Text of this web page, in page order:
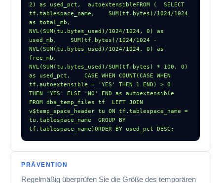
2) as used_pct,  autoextensibleFROM (  SELECT
tf.tablespace_name,    SUM(tf.bytes)/1024/1024
as total_mb,
NVL(SUM(tu.bytes_used)/1024/1024, 0) as
used_mb,    SUM(tf.bytes)/1024/1024 -
NVL(SUM(tu.bytes_used)/1024/1024, 0) as
free_mb,
NVL(SUM(tu.bytes_used)/SUM(tf.bytes) * 100, 0)
as used_pct,    CASE WHEN COUNT(CASE WHEN
tf.autoextensible = 'YES' THEN 1 END) > 0
THEN 'YES' ELSE 'NO' END as autoextensible
FROM dba_temp_files tf  LEFT JOIN
v$temp_space_header tu ON tf.tablespace_name =
tu.tablespace_name  GROUP BY
tf.tablespace_name)ORDER BY used_pct DESC;
PRÄVENTION
Regelmäßig überprüfen Sie die Größe des temporären